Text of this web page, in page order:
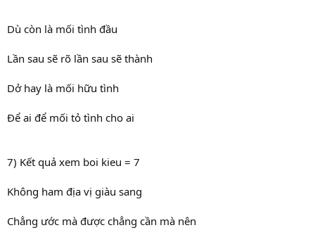
Dù còn là mối tình đầu
Lần sau sẽ rõ lần sau sẽ thành
Dở hay là mối hữu tình
Để ai để mối tỏ tình cho ai
7) Kết quả xem boi kieu = 7
Không ham địa vị giàu sang
Chẳng ước mà được chẳng cần mà nên